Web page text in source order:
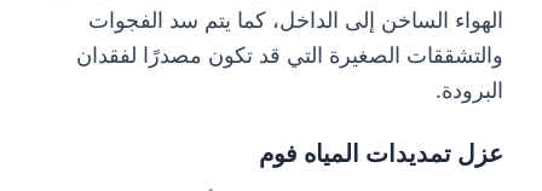
الهواء الساخن إلى الداخل، كما يتم سد الفجوات
والتشققات الصغيرة التي قد تكون مصدرًا لفقدان
البرودة.
عزل تمديدات المياه فوم